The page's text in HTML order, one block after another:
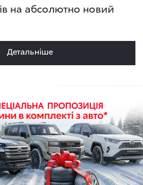
на абсолютно новий
Детальнiше